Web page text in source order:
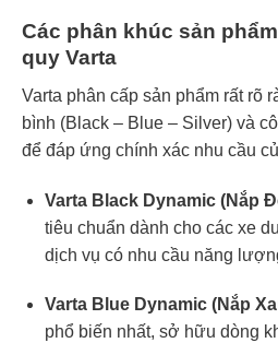
Các phân khúc sản
quy Varta
Varta phân cấp sản phẩm rất rõ
bình (Black – Blue – Silver) và
để đáp ứng chính xác nhu cầu
Varta Black Dynamic (Nắp
tiêu chuẩn dành cho các xe
dịch vụ có nhu cầu năng
Varta Blue Dynamic (Nắp
phổ biến nhất, sở hữu dòng